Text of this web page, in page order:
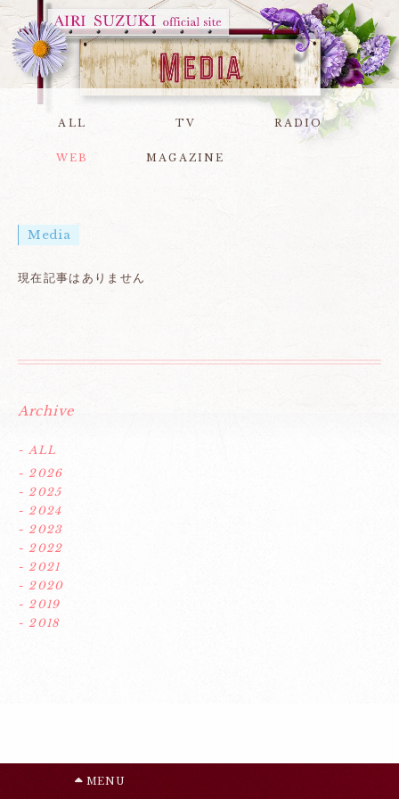
ALL TV RADIO
WEB MAGAZINE
Media
現在記事はありません
Archive
- ALL
- 2026
- 2025
- 2024
- 2023
- 2022
- 2021
- 2020
- 2019
- 2018
MENU